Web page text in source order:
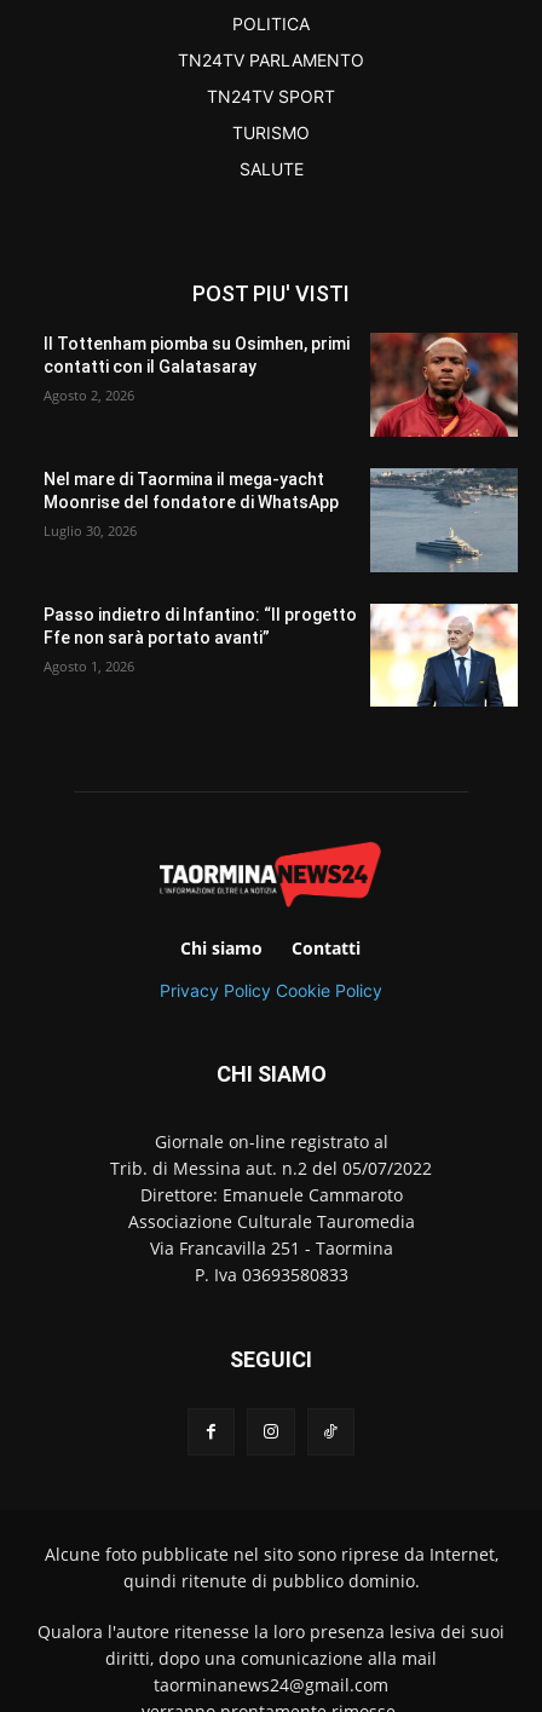
POLITICA
TN24TV PARLAMENTO
TN24TV SPORT
TURISMO
SALUTE
POST PIU' VISTI
Il Tottenham piomba su Osimhen, primi
contatti con il Galatasaray
Agosto 2, 2026
Nel mare di Taormina il mega-yacht
Moonrise del fondatore di WhatsApp
Luglio 30, 2026
Passo indietro di Infantino: “Il progetto
Ffe non sarà portato avanti”
Agosto 1, 2026
Chi siamo Contatti
Privacy Policy Cookie Policy
CHI SIAMO
Giornale on-line registrato al
Trib. di Messina aut. n.2 del 05/07/2022
Direttore: Emanuele Cammaroto
Associazione Culturale Tauromedia
Via Francavilla 251 - Taormina
P. Iva 03693580833
SEGUICI
Alcune foto pubblicate nel sito sono riprese da Internet,
quindi ritenute di pubblico dominio.
Qualora l'autore ritenesse la loro presenza lesiva dei suoi
diritti, dopo una comunicazione alla mail
taorminanews24@gmail.com